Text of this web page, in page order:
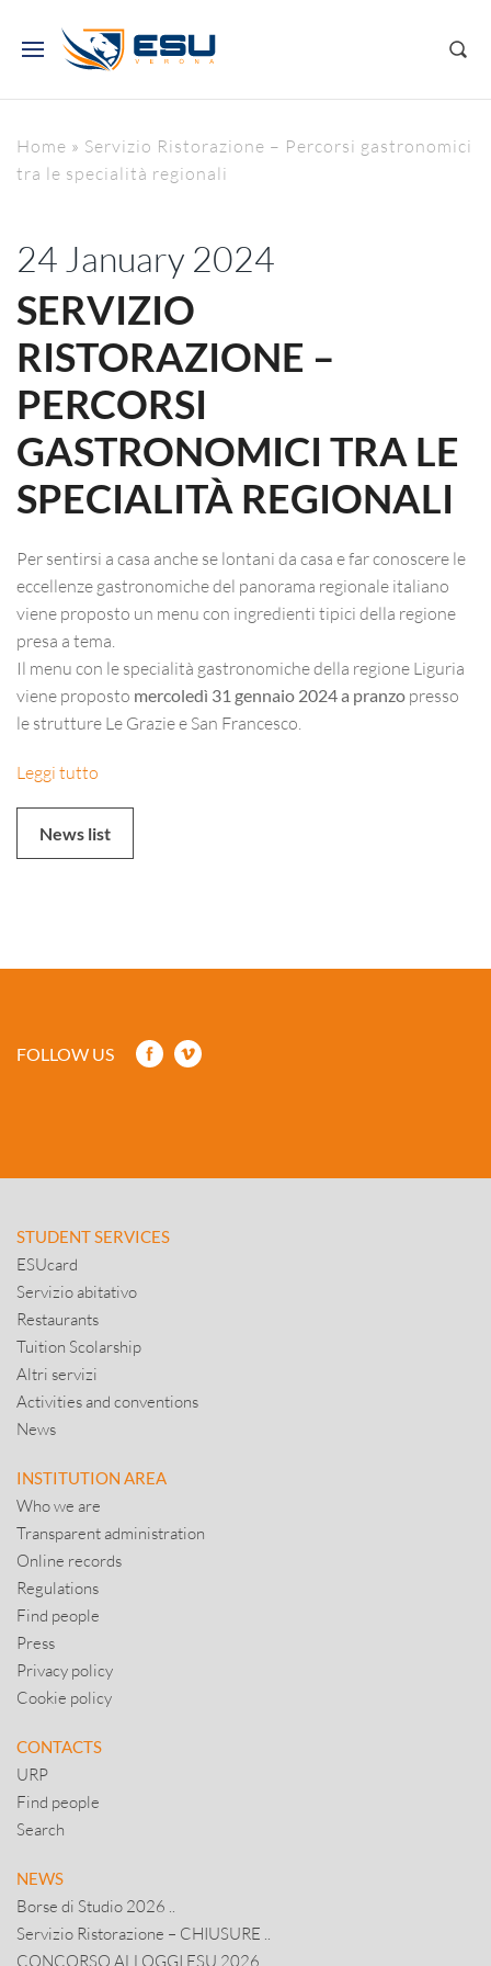
Home » Servizio Ristorazione – Percorsi gastronomici
tra le specialità regionali
24 January 2024
SERVIZIO
RISTORAZIONE –
PERCORSI
GASTRONOMICI TRA LE
SPECIALITÀ REGIONALI
Per sentirsi a casa anche se lontani da casa e far conoscere le
eccellenze gastronomiche del panorama regionale italiano
viene proposto un menu con ingredienti tipici della regione
presa a tema.
Il menu con le specialità gastronomiche della regione Liguria
viene proposto mercoledì 31 gennaio 2024 a pranzo presso
le strutture Le Grazie e San Francesco.
Leggi tutto
News list
FOLLOW US
STUDENT SERVICES
ESUcard
Servizio abitativo
Restaurants
Tuition Scolarship
Altri servizi
Activities and conventions
News
INSTITUTION AREA
Who we are
Transparent administration
Online records
Regulations
Find people
Press
Privacy policy
Cookie policy
CONTACTS
URP
Find people
Search
NEWS
Borse di Studio 2026 ..
Servizio Ristorazione – CHIUSURE ..
CONCORSO ALLOGGI ESU 2026 ..